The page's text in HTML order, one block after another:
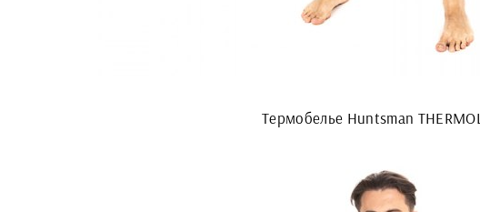
Термобелье Huntsman